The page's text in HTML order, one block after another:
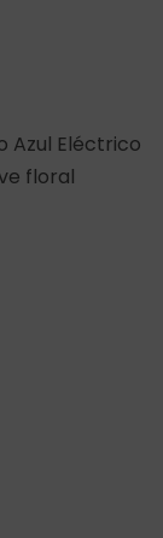
Azul Eléctrico
floral